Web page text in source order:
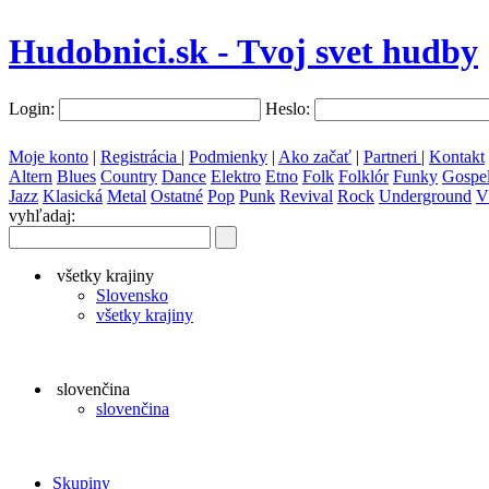
Hudobnici.sk - Tvoj svet hudby
Login: Heslo:
Moje konto | Registrácia | Podmienky | Ako začať | Partneri | Kontakt
Altern Blues Country Dance Elektro Etno Folk Folklór Funky Gospel
Jazz Klasická Metal Ostatné Pop Punk Revival Rock Underground
vyhľadaj:
všetky krajiny
Slovensko
všetky krajiny
slovenčina
slovenčina
Skupiny